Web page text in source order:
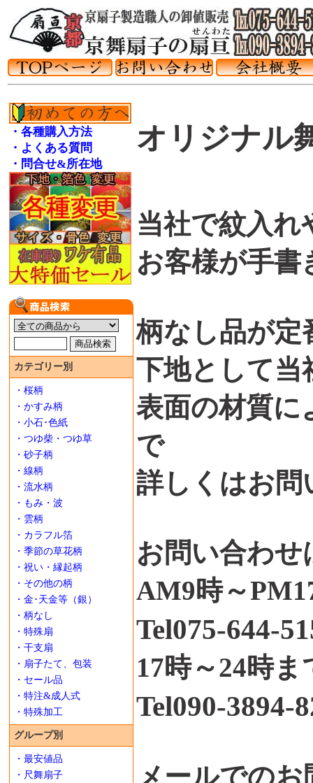
・各種購入方法
・よくある質問
・問合せ&所在地
カテゴリー別
・桜柄
・かすみ柄
・小石･色紙
・つゆ柴・つゆ草
・砂子柄
・線柄
・流水柄
・もみ・波
・雲柄
・カラフル箔
・季節の草花柄
・祝い・縁起柄
・その他の柄
・金･天金等（銀）
・柄なし
・特殊扇
・干支扇
・扇子たて、包装
・セール品
・特注&成人式
・特殊加工
グループ別
・最安値品
・尺舞扇子
オリジナル
当社で紋入
お客様が手書
柄なし品が定
下地として当
表面の材質に
で
詳しくはお問
お問い合わせ
AM9時～
Tel075-644-
17時～24時ま
Tel090-3894-
メールでの